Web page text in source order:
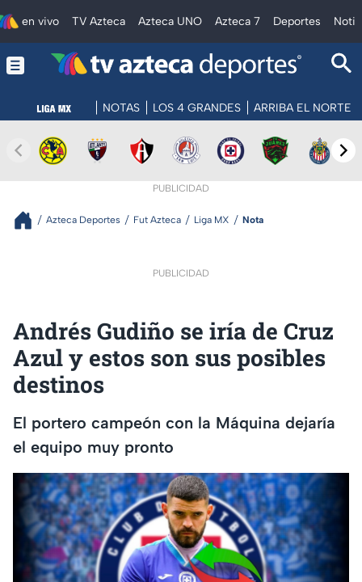
en vivo TV Azteca Azteca UNO Azteca 7 Deportes
NOTAS LOS 4 GRANDES ARRIBA EL NORTE
PUBLICIDAD
Azteca Deportes Fut Azteca Liga MX Nota
PUBLICIDAD
Andrés Gudiño se iría de Cruz
Azul y estos son sus posibles
destinos
El portero campeón con la Máquina dejaría
el equipo muy pronto